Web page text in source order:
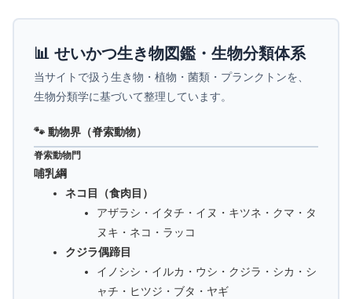
📊 せいかつ生き物図鑑・生物分類体系
当サイトで扱う生き物・植物・菌類・プランクトンを、
生物分類学に基づいて整理しています。
🐾 動物界（脊索動物）
脊索動物門
哺乳綱
ネコ目（食肉目）
アザラシ・イタチ・イヌ・キツネ・クマ・タ
ヌキ・ネコ・ラッコ
クジラ偶蹄目
イノシシ・イルカ・ウシ・クジラ・シカ・シ
ャチ・ヒツジ・ブタ・ヤギ